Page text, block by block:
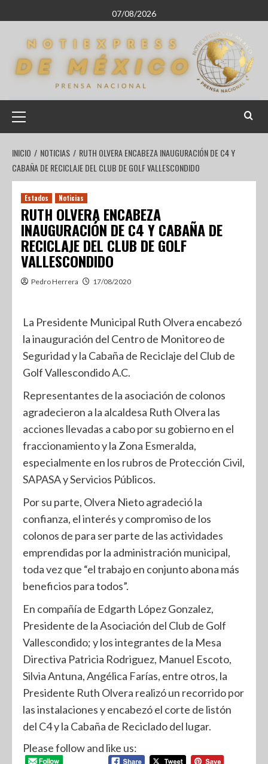
07/08/2026
INICIO NOTICIAS
RUTH OLVERA ENCABEZA INAUGURACIÓN DE C4 Y
CABAÑA DE RECICLAJE DEL CLUB DE GOLF VALLESCONDIDO
Estados Noticias
RUTH OLVERA ENCABEZA
INAUGURACIÓN DE C4 Y CABAÑA DE
RECICLAJE DEL CLUB DE GOLF
VALLESCONDIDO
Pedro Herrera 17/08/2020
La Presidente Municipal Ruth Olvera encabezó
la inauguración del Centro de Monitoreo de
Seguridad y la Cabaña de Reciclaje del Club de
Golf Vallescondido A.C.
Representantes de la asociación de colonos
agradecieron a la alcaldesa Ruth Olvera las
acciones llevadas a cabo por su gobierno en el
fraccionamiento y la Zona Esmeralda,
especialmente en los rubros de Protección Civil,
SAPASA y Servicios Públicos.
Por su parte, Olvera Nieto agradeció la
confianza, el interés y compromiso de los
colonos de para ser parte de las actividades
emprendidas por la administración municipal,
toda vez que “el trabajo en conjunto abona más
beneficios para todos”.
En compañía de Edgarth López Gonzalez,
Presidente de la Asociación del Club de Golf
Vallescondido; y los integrantes de la Mesa
Directiva Patricia Rodriguez, Manuel Escoto,
Silvia Antuna, Angélica Farías, entre otros, la
Presidente Ruth Olvera realizó un recorrido por
las instalaciones y encabezó el corte de listón
del C4 y la Cabaña de Reciclado del lugar.
Please follow and like us: